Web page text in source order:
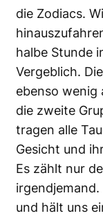
die Zodiacs.
halbe Stunde
Vergeblich.
ebenso wenig
die zweite
tragen alle
Gesicht und
Es zählt nur
irgendjemand.
und hält uns